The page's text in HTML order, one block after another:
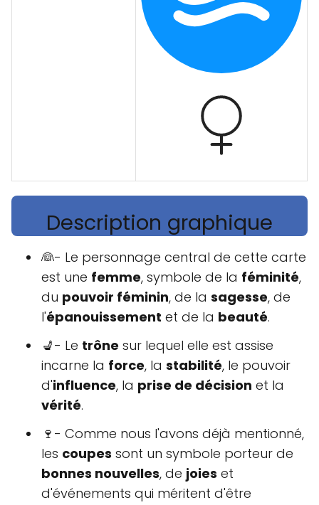
Description graphique
👰- Le personnage central de cette carte
est une femme, symbole de la féminité,
du pouvoir féminin, de la sagesse, de
l'épanouissement et de la beauté.
💺- Le trône sur lequel elle est assise
incarne la force, la stabilité, le pouvoir
d'influence, la prise de décision et la
vérité.
🍷- Comme nous l'avons déjà mentionné,
les coupes sont un symbole porteur de
bonnes nouvelles, de joies et
d'événements qui méritent d'être